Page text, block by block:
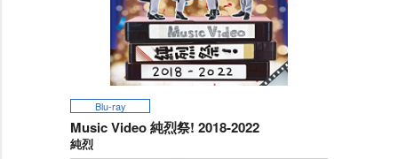
Blu-ray
Music Video 純烈祭! 2018-2022
純烈